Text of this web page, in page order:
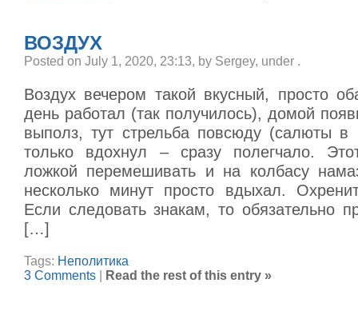
ВОЗДУХ
Posted on July 1, 2020, 23:13, by Sergey, under .
Воздух вечером такой вкусный, просто
день работал (так получилось), домой
выполз, тут стрельба повсюду (салюты в
только вдохнул – сразу полегчало.
ложкой перемешивать и на колбасу
несколько минут просто вдыхал.
Если следовать знакам, то обязательно
[…]
Tags: Неполитика
3 Comments
Read the rest of this entry »